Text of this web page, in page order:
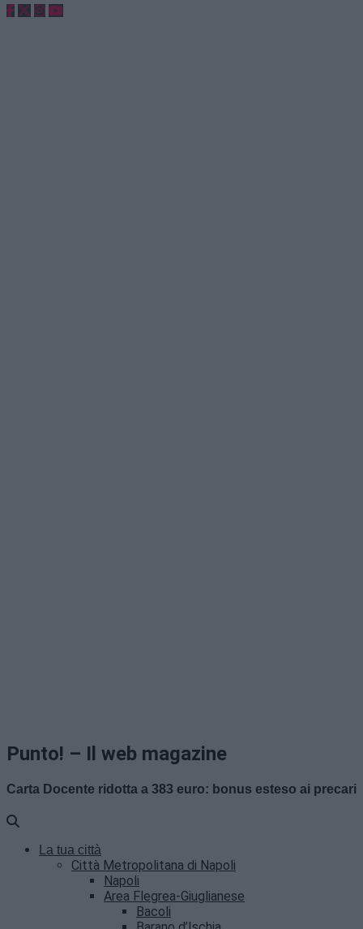
Punto! – Il web magazine
Carta Docente ridotta a 383 euro: bonus esteso ai precari
La tua città
Città Metropolitana di Napoli
Napoli
Area Flegrea-Giuglianese
Bacoli